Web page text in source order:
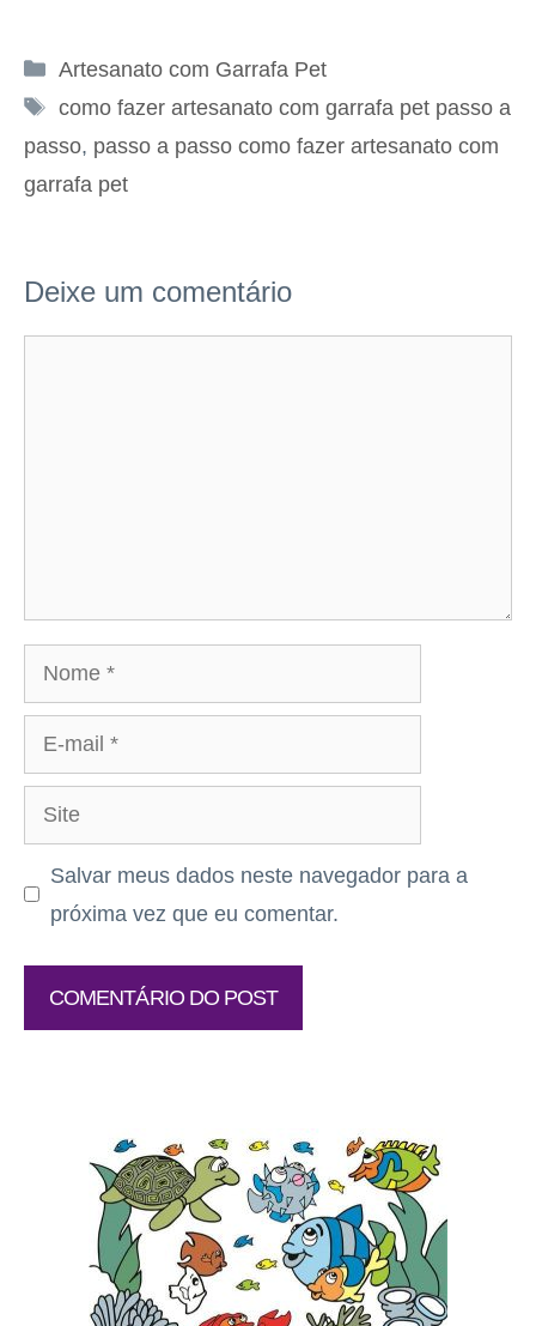
Categorias
Artesanato com Garrafa Pet
Tags
como fazer artesanato com garrafa pet passo a
passo, passo a passo como fazer artesanato com
garrafa pet
Deixe um comentário
Nome
mail
Site
Salvar meus dados neste navegador para a
próxima vez que eu comentar.